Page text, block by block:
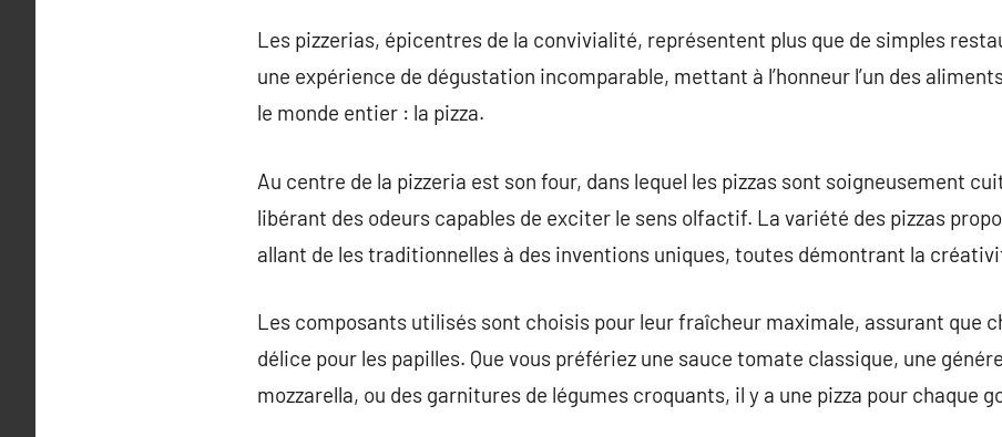
Les pizzerias, épicentres de la convivialité, représentent plus que de simples
une expérience de dégustation incomparable, mettant à l’honneur l’un des
le monde entier : la pizza.
Au centre de la pizzeria est son four, dans lequel les pizzas sont soigneusement
libérant des odeurs capables de exciter le sens olfactif. La variété des pizzas
allant de les traditionnelles à des inventions uniques, toutes démontrant la
Les composants utilisés sont choisis pour leur fraîcheur maximale, assurant que
délice pour les papilles. Que vous préfériez une sauce tomate classique, une
mozzarella, ou des garnitures de légumes croquants, il y a une pizza pour chaque